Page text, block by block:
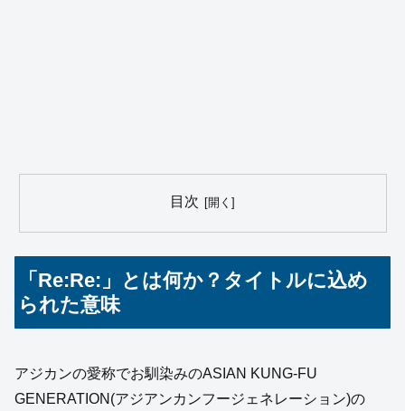
目次
「Re:Re:」とは何か？タイトルに込め
られた意味
アジカンの愛称でお馴染みのASIAN KUNG-FU
GENERATION(アジアンカンフージェネレーション)の